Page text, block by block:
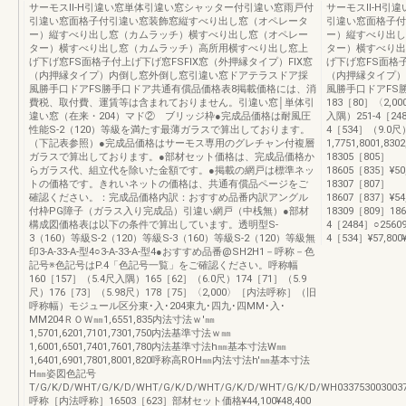
サーモスⅡ-H引違い窓単体引違い窓シャッター付引違い窓雨戸付
引違い窓面格子付引違い窓装飾窓縦すべり出し窓（オペレータ
ー）縦すべり出し窓（カムラッチ）横すべり出し窓（オペレー
ター）横すべり出し窓（カムラッチ）高所用横すべり出し窓上
げ下げ窓FS面格子付上げ下げ窓FSFIX窓（外押縁タイプ）FIX窓
（内押縁タイプ）内倒し窓外倒し窓引違い窓ドアテラスドア採
風勝手口ドアFS勝手口ドア共通有償品価格表8掲載価格には、消
費税、取付費、運賃等は含まれておりません。引違い窓│単体引
違い窓（在来・204）マド② ブリッジ枠●完成品価格は耐風圧
性能S-2（120）等級を満たす最薄ガラスで算出しております。
（下記表参照）●完成品価格はサーモス専用のグレチャン付複層
ガラスで算出しております。●部材セット価格は、完成品価格か
らガラス代、組立代を除いた金額です。●掲載の網戸は標準ネッ
トの価格です。きれいネットの価格は、共通有償品ページをご
確認ください。：完成品価格内訳：おすすめ品番内訳アングル
付枠PG障子（ガラス入り完成品）引違い網戸（中桟無）●部材
構成図価格表は以下の条件で算出しています。透明型S-
3（160）等級S-2（120）等級S-3（160）等級S-2（120）等級無
印3-A-33-A-型4○3-A-33-A-型4●おすすめ品番@SH2H1－呼称－色
記号※色記号はP.4「色記号一覧」をご確認ください。呼称幅
160［157］（5.4尺入隅）165［62］（6.0尺）174［71］（5.9
尺）176［73］（5.98尺）178［75］〈2,000〉［内法呼称］（旧
呼称幅）モジュール区分東･入･204東九･四九･四MM･入･
MM204ＲＯＷ㎜1,6551,835内法寸法ｗ'㎜
1,5701,6201,7101,7301,750内法基準寸法ｗ㎜
1,6001,6501,7401,7601,780内法基準寸法h㎜基本寸法W㎜
1,6401,6901,7801,8001,820呼称高ROH㎜内法寸法h'㎜基本寸法
H㎜姿図色記号
T/G/K/D/WHT/G/K/D/WHT/G/K/D/WHT/G/K/D/WHT/G/K/D/
呼称［内法呼称］16503［623］部材セット価格¥44,100¥48,400
サーモスⅡ-H引違
引違い窓面格子
ー）縦すべり出
ター）横すべり
げ下げ窓FS面格
（内押縁タイプ
風勝手口ドアFS
183［80］〈
入隅）251-4［
4［534］（9.0尺
18305［805］
18605［835］
18307［807］
18607［837］
18309［809］
4［2484］
4［534］